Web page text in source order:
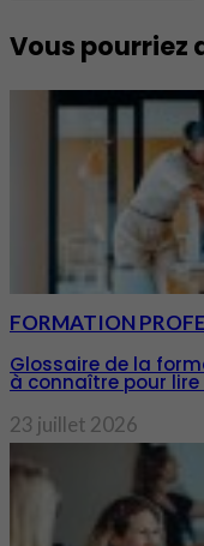
Vous pourriez
FORMATION
Glossaire de la
à connaître pour
23 juillet 2026